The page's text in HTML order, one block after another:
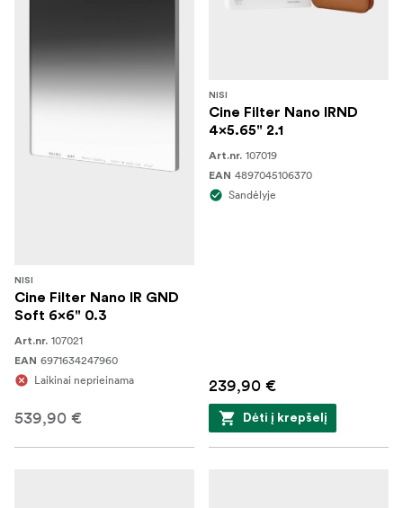
NISI
Cine Filter Nano IR GND
Soft 6x6" 0.3
Art.nr. 107021
EAN 6971634247960
Laikinai neprieinama
539,90 €
NISI
Cine Filter Nano IRND
4x5.65" 2.1
Art.nr. 107019
EAN 4897045106370
Sandėlyje
239,90 €
Dėti į krepšelį